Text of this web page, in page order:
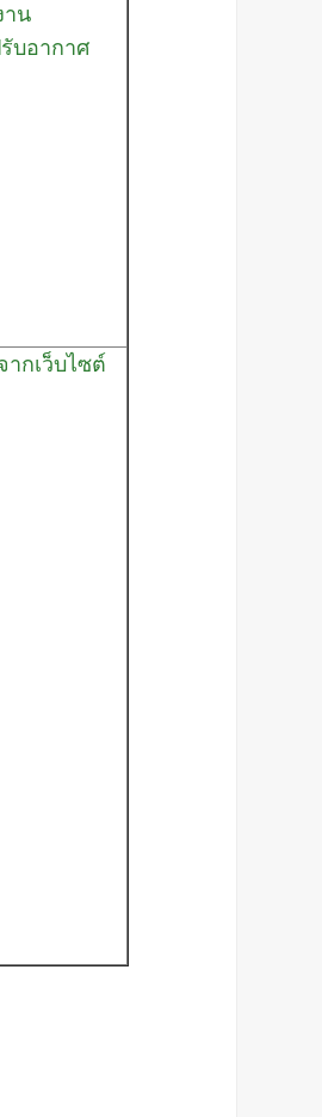
าน
บอากาศ
กเว็บไซต์